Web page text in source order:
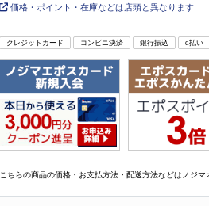
価格・ポイント・在庫などは店頭と異なります
クレジットカード コンビニ決済 銀行振込 d払い
こちらの商品の価格・お支払方法・配送方法などはノジマ